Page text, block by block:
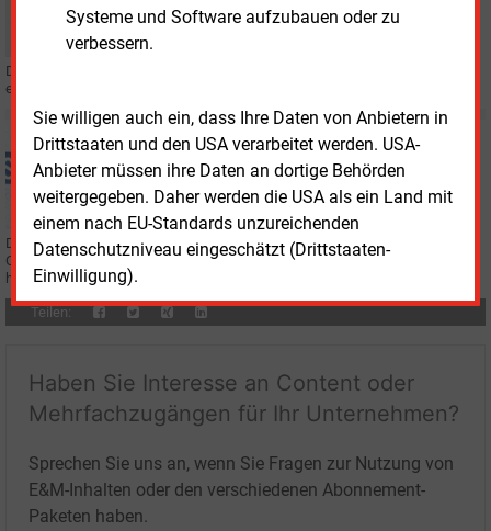
Systeme und Software aufzubauen oder zu
verbessern.
Sie willigen auch ein, dass Ihre Daten von Anbietern in
Drittstaaten und den USA verarbeitet werden. USA-
Anbieter müssen ihre Daten an dortige Behörden
weitergegeben. Daher werden die USA als ein Land mit
einem nach EU-Standards unzureichenden
Datenschutzniveau eingeschätzt (Drittstaaten-
Einwilligung).
Neuer Leiter Energie in Osnabrück
Der Energiebereich der angeschlagenen Stadtwerke Osnabrück bekommt
einen neuen Verantwortlichen. Er wechselt von der Mainova.
Osnabrück weist Pleite-Bericht zurück
Der Spiegelhat über eine drohende Insolvenz der kommunalen Stadtwerke
Osnabrück berichtet. Der Versorger hat dazu nun ein Statement
herausgegeben.
Teilen:
Haben Sie Interesse an Content oder
Mehrfachzugängen für Ihr Unternehmen?
Sprechen Sie uns an, wenn Sie Fragen zur Nutzung von
E&M-Inhalten oder den verschiedenen Abonnement-
Paketen haben.